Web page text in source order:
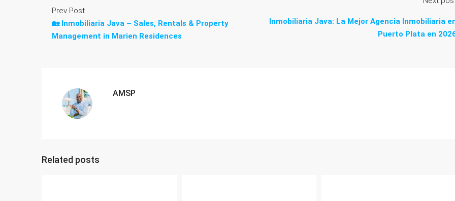
Prev Post
🏡 Inmobiliaria Java – Sales, Rentals & Property
Management in Marien Residences
Inmobiliaria Java: La Mejor Agencia Inmobiliaria
Puerto Plata en
AMSP
Related posts